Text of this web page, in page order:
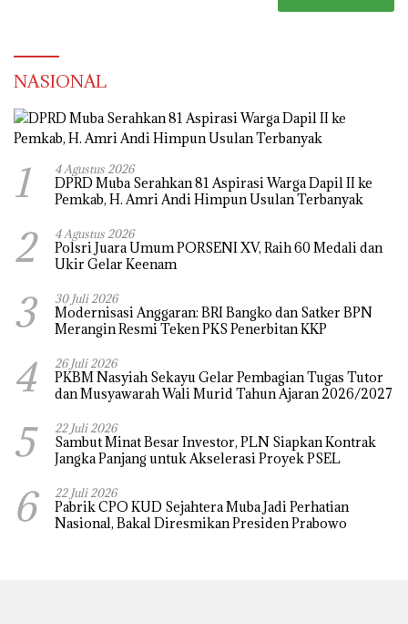
NASIONAL
1 4 Agustus 2026
DPRD Muba Serahkan 81 Aspirasi Warga Dapil II ke
Pemkab, H. Amri Andi Himpun Usulan Terbanyak
2 4 Agustus 2026
Polsri Juara Umum PORSENI XV, Raih 60 Medali dan
Ukir Gelar Keenam
3 30 Juli 2026
Modernisasi Anggaran: BRI Bangko dan Satker BPN
Merangin Resmi Teken PKS Penerbitan KKP
4 26 Juli 2026
PKBM Nasyiah Sekayu Gelar Pembagian Tugas Tutor
dan Musyawarah Wali Murid Tahun Ajaran 2026/2027
5 22 Juli 2026
Sambut Minat Besar Investor, PLN Siapkan Kontrak
Jangka Panjang untuk Akselerasi Proyek PSEL
6 22 Juli 2026
Pabrik CPO KUD Sejahtera Muba Jadi Perhatian
Nasional, Bakal Diresmikan Presiden Prabowo